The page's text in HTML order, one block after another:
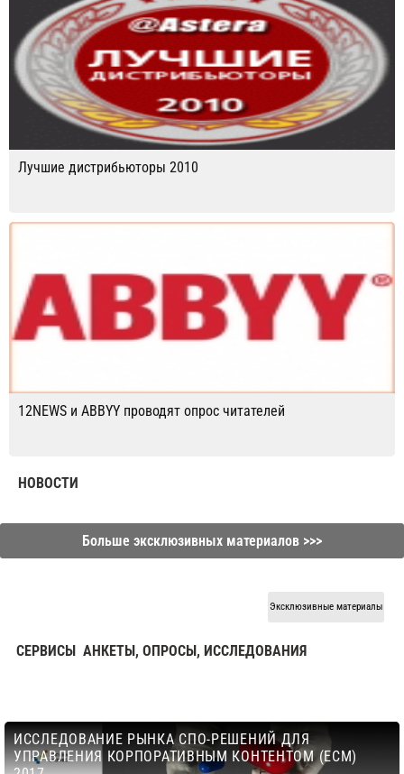
Лучшие дистрибьюторы 2010
12NEWS и ABBYY проводят опрос читателей
НОВОСТИ
Больше эксклюзивных материалов >>>
Эксклюзивные материалы
CЕРВИСЫ АНКЕТЫ, ОПРОСЫ, ИССЛЕДОВАНИЯ
ИССЛЕДОВАНИЕ РЫНКА СПО-РЕШЕНИЙ ДЛЯ
УПРАВЛЕНИЯ КОРПОРАТИВНЫМ КОНТЕНТОМ (ECM)